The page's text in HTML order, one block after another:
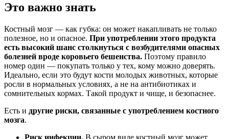
Это важно знать
Костный мозг — как губка: он может накапливать не только
полезное, но и опасное. При употреблении этого продукта
есть высокий шанс столкнуться с возбудителями опасных
болезней вроде коровьего бешенства. Поэтому правило
номер один — покупать только у тех, кому можно доверять.
Идеально, если это будут кости молодых животных, которые
росли в нормальных условиях, а не на антибиотиках и
сомнительных кормах. Такой продукт и чище, и безопаснее.
Есть и другие риски, связанные с употреблением костного
мозга.